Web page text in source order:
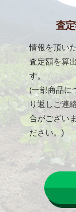
査
情報を頂い
査定額を算
す。
(一部商品に
り返しご連
合がござい
ださい。)